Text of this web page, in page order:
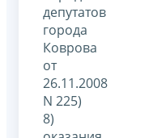
депутатов
города
Коврова
от
26.11.2008
N 225)
8)